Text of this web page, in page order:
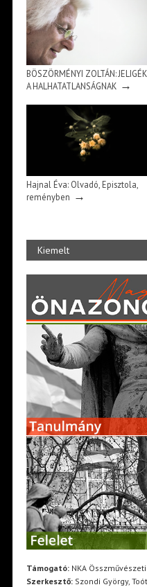
BÖSZÖRMÉNYI ZOLTÁN: JELIGÉK
A HALHATATLANSÁGNAK→
Hajnal Éva: Olvadó, Episztola,
reményben →
Kiemelt
Támogató:NKA
Szerkesztő:Szondi György,